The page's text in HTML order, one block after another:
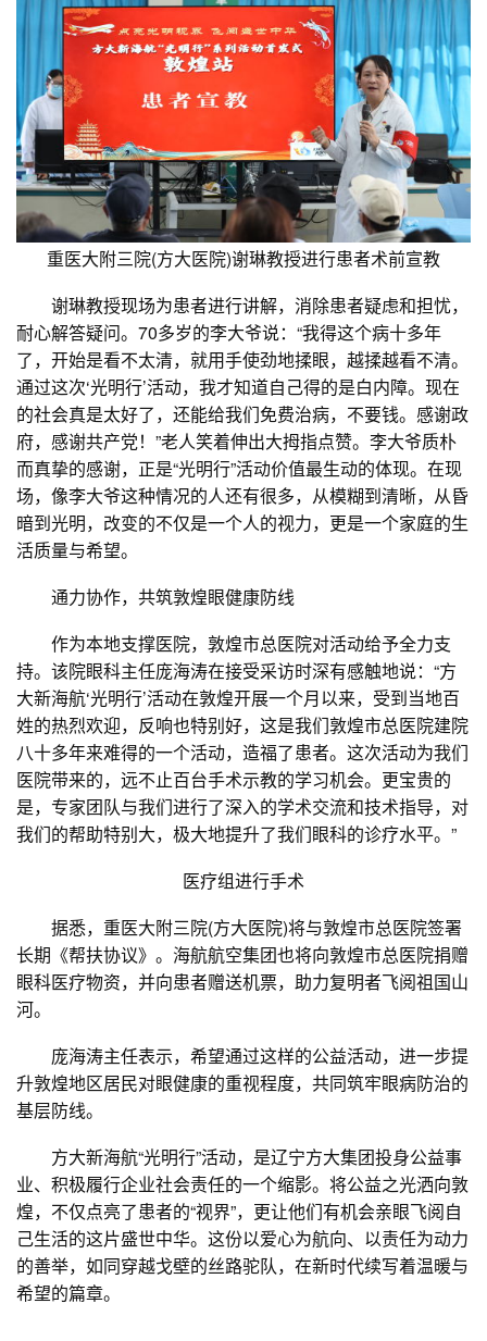
重医大附三院(方大医院)谢琳教授进行患者术前宣教
谢琳教授现场为患者进行讲解，消除患者疑虑和担忧，
耐心解答疑问。70多岁的李大爷说：“我得这个病十多年
了，开始是看不太清，就用手使劲地揉眼，越揉越看不清。
通过这次‘光明行’活动，我才知道自己得的是白内障。现在
的社会真是太好了，还能给我们免费治病，不要钱。感谢政
府，感谢共产党！”老人笑着伸出大拇指点赞。李大爷质朴
而真挚的感谢，正是“光明行”活动价值最生动的体现。在现
场，像李大爷这种情况的人还有很多，从模糊到清晰，从昏
暗到光明，改变的不仅是一个人的视力，更是一个家庭的生
活质量与希望。
通力协作，共筑敦煌眼健康防线
作为本地支撑医院，敦煌市总医院对活动给予全力支
持。该院眼科主任庞海涛在接受采访时深有感触地说：“方
大新海航‘光明行’活动在敦煌开展一个月以来，受到当地百
姓的热烈欢迎，反响也特别好，这是我们敦煌市总医院建院
八十多年来难得的一个活动，造福了患者。这次活动为我们
医院带来的，远不止百台手术示教的学习机会。更宝贵的
是，专家团队与我们进行了深入的学术交流和技术指导，对
我们的帮助特别大，极大地提升了我们眼科的诊疗水平。”
医疗组进行手术
据悉，重医大附三院(方大医院)将与敦煌市总医院签署
长期《帮扶协议》。海航航空集团也将向敦煌市总医院捐赠
眼科医疗物资，并向患者赠送机票，助力复明者飞阅祖国山
河。
庞海涛主任表示，希望通过这样的公益活动，进一步提
升敦煌地区居民对眼健康的重视程度，共同筑牢眼病防治的
基层防线。
方大新海航“光明行”活动，是辽宁方大集团投身公益事
业、积极履行企业社会责任的一个缩影。将公益之光洒向敦
煌，不仅点亮了患者的“视界”，更让他们有机会亲眼飞阅自
己生活的这片盛世中华。这份以爱心为航向、以责任为动力
的善举，如同穿越戈壁的丝路驼队，在新时代续写着温暖与
希望的篇章。